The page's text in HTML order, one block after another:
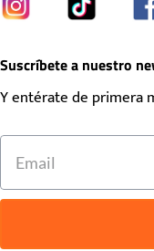
Suscríbete a nuestro
Y entérate de primera